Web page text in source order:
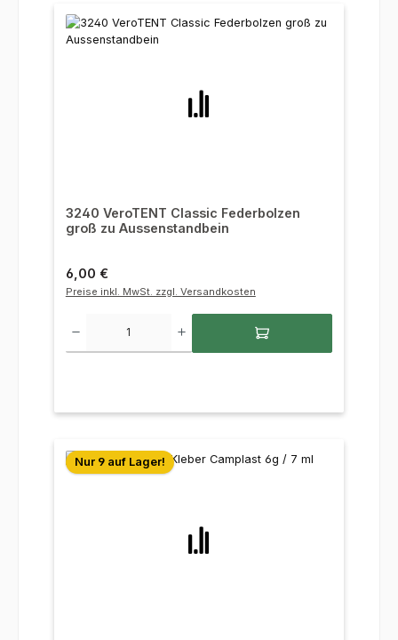
3240 VeroTENT Classic Federbolzen
groß zu Aussenstandbein
Regulärer Preis:
6,00 €
Preise inkl. MwSt. zzgl. Versandkosten
Nur 9 auf Lager!